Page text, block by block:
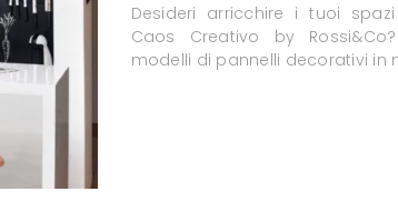
Desideri arricchire i tuoi
Caos Creativo by
modelli di pannelli decorativi in